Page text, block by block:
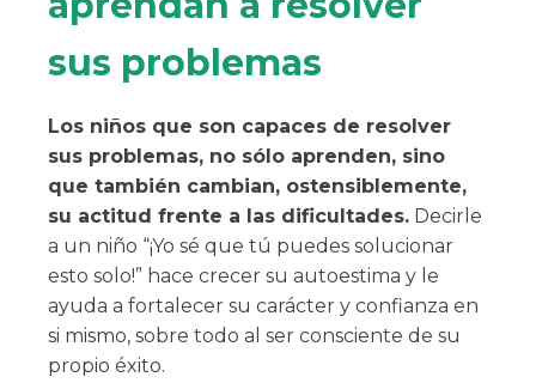
sus problemas
Los niños que son capaces de resolver
sus problemas, no sólo aprenden, sino
que también cambian, ostensiblemente,
su actitud frente a las dificultades. Decirle
a un niño “¡Yo sé que tú puedes solucionar
esto solo!” hace crecer su autoestima y le
ayuda a fortalecer su carácter y confianza en
si mismo, sobre todo al ser consciente de su
propio éxito.